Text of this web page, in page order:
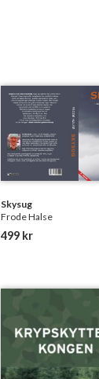
Skysug
Frode Halse
499 kr